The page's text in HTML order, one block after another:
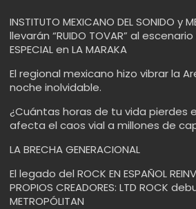
INSTITUTO MEXICANO DEL SONIDO y
llevarán “RUIDO TOVAR” al
ESPECIAL en LA MARAKA
El regional mexicano hizo vibrar la
noche inolvidable.
¿Cuántas horas de tu vida pierdes
afecta el caos vial a millones de
LA BRECHA GENERACIONAL
El legado del ROCK EN ESPAÑOL
PROPIOS CREADORES: LTD ROCK
METROPÓLITAN